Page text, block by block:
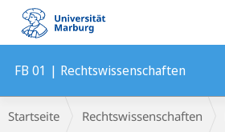
Mobile-
Navigation
FB 01 | Rechtswissenschaften
Breadcrumb-
Navigation
Startseite Rechtswissenschaften